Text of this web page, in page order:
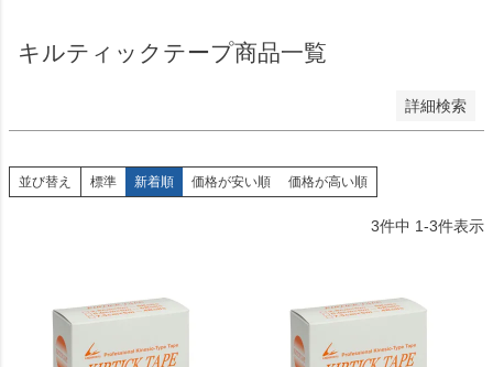
キルティックテープ商品一覧
詳細検索
検索
並び替え 標準 新着順 価格が安い順 価格が高い順
3件中 1-3件表示